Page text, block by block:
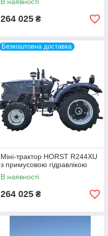
264 025 ₴
Безкоштовна доставка
Міні-трактор HORST R244XU
з примусовою гідравлікою
В наявності
264 025 ₴